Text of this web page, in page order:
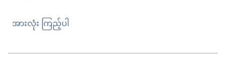
အားလုံး ကြည့်ပါ